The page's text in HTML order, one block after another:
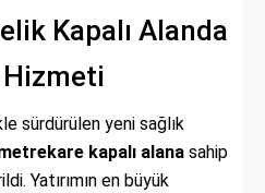
Kapalı Alanda
Hizmeti
sürdürülen yeni sağlık
kapalı alana sahip
Yatırımın en büyük